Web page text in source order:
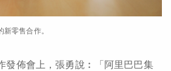
零售合作。
發佈會上，張勇說︰「阿里巴巴集